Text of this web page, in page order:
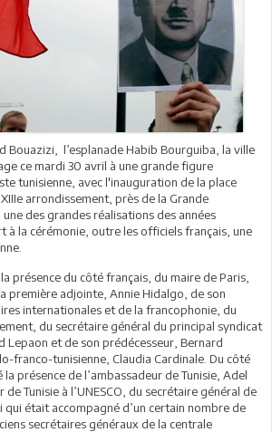
Bouazizi, l’esplanade Habib Bourguiba, la ville
ce mardi 30 avril à une grande figure
tunisienne, avec l'inauguration de la place
arrondissement, près de la Grande
des grandes réalisations des années
à la cérémonie, outre les officiels français, une
la présence du côté français, du maire de Paris,
première adjointe, Annie Hidalgo, de son
internationales et de la francophonie, du
du secrétaire général du principal syndicat
Lepaon et de son prédécesseur, Bernard
franco-tunisienne, Claudia Cardinale. Du côté
présence de l’ambassadeur de Tunisie, Adel
de Tunisie à l’UNESCO, du secrétaire général de
qui était accompagné d’un certain nombre de
secrétaires généraux de la centrale